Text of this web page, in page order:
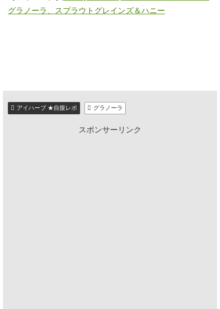
グラノーラ、スプラウトグレインズ＆ハニー
アイハーブ ★自腹レポ グラノーラ
スポンサーリンク